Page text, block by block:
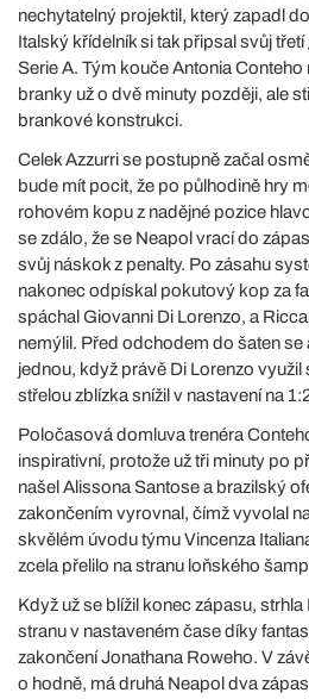
nechytatelný projektil, který zapadl
Italský křídelník si tak připsal svůj
Serie A. Tým kouče Antonia
branky už o dvě minuty později, ale
brankové konstrukci.
Celek Azzurri se postupně začal
bude mít pocit, že po půlhodině hry
rohovém kopu z nadějné pozice
se zdálo, že se Neapol vrací do
svůj náskok z penalty. Po zásahu
nakonec odpískal pokutový kop za
spáchal Giovanni Di Lorenzo, a
nemýlil. Před odchodem do šaten se
jednou, když právě Di Lorenzo využil
střelou zblízka snížil v nastavení na
Poločasová domluva trenéra
inspirativní, protože už tři minuty po
našel Alissona Santose a brazilský
zakončením vyrovnal, čímž vyvolal
skvělém úvodu týmu Vincenza
zcela přelilo na stranu loňského
Když už se blížil konec zápasu,
stranu v nastaveném čase díky
zakončení Jonathana Roweho. V
o hodně, má druhá Neapol dva